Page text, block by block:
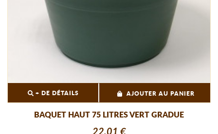
+ DE DÉTAILS AJOUTER AU PANIER
BAQUET HAUT 75 LITRES VERT GRADUE